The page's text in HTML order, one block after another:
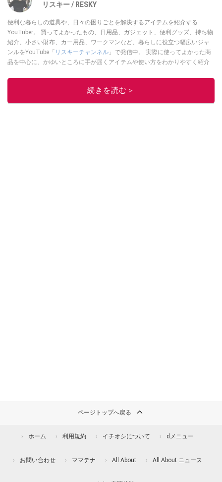
リスキー / RESKY
便利な暮らしの道具や、日々の困りごとを解決するアイテムを紹介する
YouTuber。 買ってよかったもの、日用品、ガジェット、便利グッズ、持ち物
紹介、小さい財布、カー用品、ワークマンなど、暮らしに役立つ幅広いジャ
ンルをYouTube「 リスキーチャンネル 」で発信中。 実際に使ってよかった商
品を中心に、かゆいところに手が届くアイテムや使い方をわかりやすく紹介
このイチオシストの他の記事を読む
続きを読む＞
ページトップへ戻る
ホーム 利用規約 イチオシについて dメニュー
お問い合わせ ママテナ All About All About ニュース